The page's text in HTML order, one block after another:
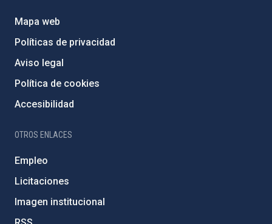
Mapa web
Políticas de privacidad
Aviso legal
Política de cookies
Accesibilidad
OTROS ENLACES
Empleo
Licitaciones
Imagen institucional